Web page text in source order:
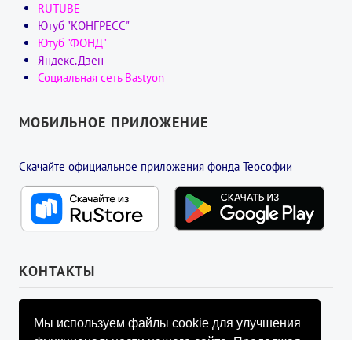
Мы используем файлы cookie для улучшения
RUTUBE
Ютуб "КОНГРЕСС"
Ютуб "ФОНД"
Яндекс.Дзен
Социальная сеть Bastyon
МОБИЛЬНОЕ ПРИЛОЖЕНИЕ
Скачайте официальное приложения фонда Теософии
КОНТАКТЫ
УПРАВЛЯЮЩИЙ СОВЕТ ФОНДА
info@fondtheosophy.ru